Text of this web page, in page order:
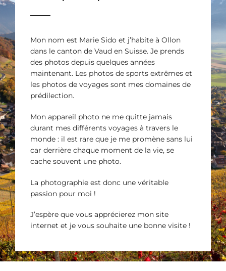
Mon nom est Marie Sido et j’habite à Ollon
dans le canton de Vaud en Suisse. Je prends
des photos depuis quelques années
maintenant. Les photos de sports extrêmes et
les photos de voyages sont mes domaines de
prédilection.
Mon appareil photo ne me quitte jamais
durant mes différents voyages à travers le
monde : il est rare que je me promène sans lui
car derrière chaque moment de la vie, se
cache souvent une photo.
La photographie est donc une véritable
passion pour moi !
J’espère que vous apprécierez mon site
internet et je vous souhaite une bonne visite !